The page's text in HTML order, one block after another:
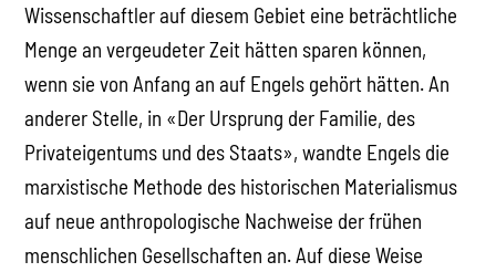
Wissenschaftler auf diesem Gebiet eine beträchtliche
Menge an vergeudeter Zeit hätten sparen können,
wenn sie von Anfang an auf Engels gehört hätten. An
anderer Stelle, in «Der Ursprung der Familie, des
Privateigentums und des Staats», wandte Engels die
marxistische Methode des historischen Materialismus
auf neue anthropologische Nachweise der frühen
menschlichen Gesellschaften an. Auf diese Weise